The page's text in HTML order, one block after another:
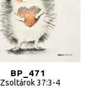
BP_471
Zsoltárok 37:3-4